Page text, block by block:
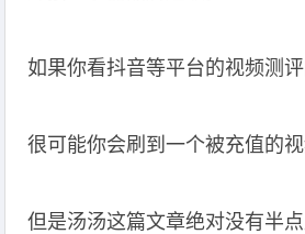
如果你看抖音等平台的视频测
很可能你会刷到一个被充值的
但是汤汤这篇文章绝对没有半